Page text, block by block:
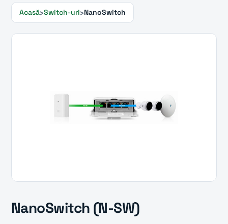
Acasă Switch-uri NanoSwitch
NanoSwitch (N-SW)